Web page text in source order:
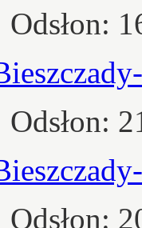
Odsłon:
Odsłon:
Odsłon: